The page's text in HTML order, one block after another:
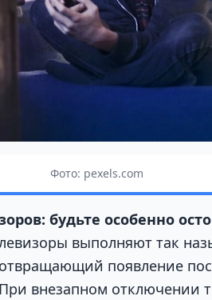
Фото: pexels.com
будьте особенно
выполняют так
появление
внезапном отключении